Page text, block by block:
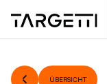
ÜBERSICHT